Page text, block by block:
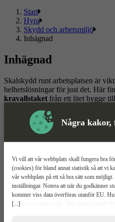
Några kakor,
[...]
Vi vill att vår webbplats skall fungera bra
(cookies) för bland annat statistik så att vi
vår webbplats på ett så bra sätt som
inställningar. Notera att när du godkänner
kommer viss data överföras utanför EU.
bolag vet vi inte exakt. Till exempel
Start
Hyra
Skydd och arbetsmiljö
Inhägnad
Inhägnad
Skalskydd runt arbetsplatsen är
helhetslösningar för just det. Här
kravallstaket från ett litet bygge
sträckor hittar du här.
En inhägnad skyddar
säkerhet och för deras.
Läs mer Läs mindre
Om ToolPal
Om oss